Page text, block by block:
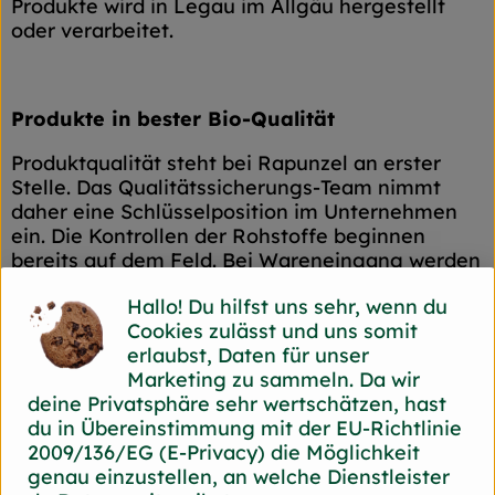
Produkte wird in Legau im Allgäu hergestellt
oder verarbeitet.
Produkte in bester Bio-Qualität
Produktqualität steht bei Rapunzel an erster
Stelle. Das Qualitätssicherungs-Team nimmt
daher eine Schlüsselposition im Unternehmen
ein. Die Kontrollen der Rohstoffe beginnen
bereits auf dem Feld. Bei Wareneingang werden
werden sie durch anerkannte externe Labors
unabhängig analysiert.
Wie schon zu Beginn liegen Rapunzel auch
heute die persönlichen Kontakte zu den
Lieferanten und langfristige Partnerschaften
besonders am Herzen. Besuche vor Ort,
Beratung durch eigene Agrar-Ingenieure und
Hallo! Du hilfst uns sehr, wenn du
Cookies zulässt und uns somit
erlaubst, Daten für unser
Marketing zu sammeln. Da wir
deine Privatsphäre sehr wertschätzen, hast
du in Übereinstimmung mit der EU-Richtlinie
2009/136/EG (E-Privacy) die Möglichkeit
genau einzustellen, an welche Dienstleister